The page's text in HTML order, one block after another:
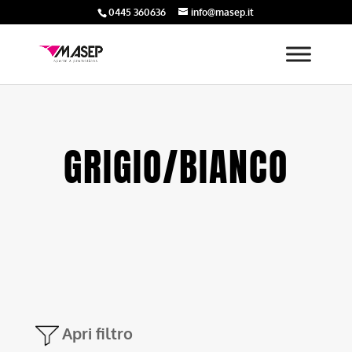
0445 360636 info@masep.it
GRIGIO/BIANCO
Apri filtro